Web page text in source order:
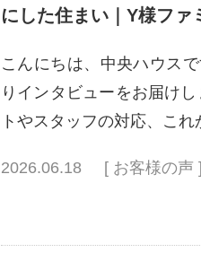
にした住まい｜Y様ファ
こんにちは、中央ハウス
りインタビューをお届け
トやスタッフの対応、こ
2026.06.18 [ お客様の声 ]